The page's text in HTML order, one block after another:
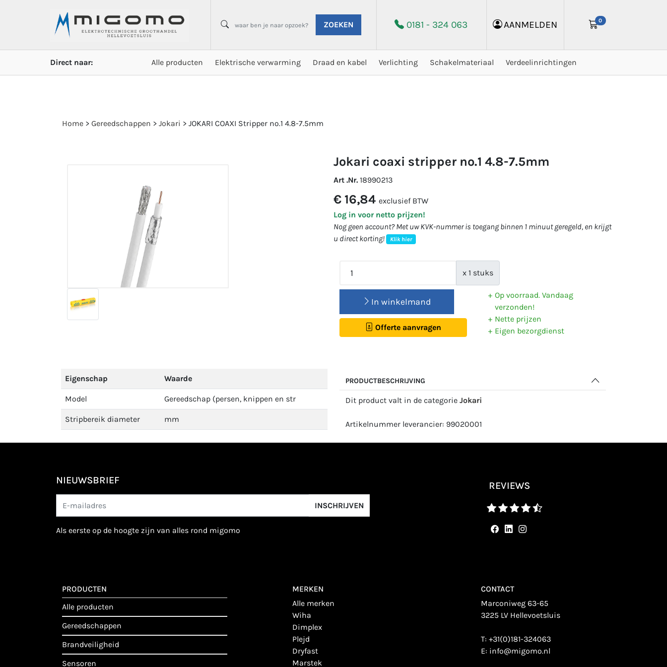
ZOEKEN 0181 - 324 063 AANMELDEN 0
Direct naar: Alle producten Elektrische verwarming Draad en kabel Verlichting Schakelmateriaal Verdeelinrichtingen
Home > Gereedschappen > Jokari > JOKARI COAXI Stripper no.1 4.8-7.5mm
jokari coaxi stripper no.1 4.8-7.5mm
Art .Nr. 18990213
€ 16,84 exclusief BTW
Log in voor netto prijzen!
Nog geen account? Met uw KVK-nummer is toegang binnen 1 minuut geregeld, en krijgt
u direct korting!
Klik hier
x 1 stuks
In winkelmand
Offerte aanvragen
Op voorraad. Vandaag
verzonden!
Nette prijzen
Eigen bezorgdienst
Eigenschap Waarde
Model Gereedschap (persen, knippen en str
Stripbereik diameter mm
PRODUCTBESCHRIJVING
Dit product valt in de categorie Jokari
Artikelnummer leverancier: 99020001
NIEUWSBRIEF
INSCHRIJVEN
als eerste op de hoogte zijn van alles rond migomo
REVIEWS
PRODUCTEN
alle producten
gereedschappen
brandveiligheid
sensoren
MERKEN
alle merken
wiha
dimplex
plejd
dryfast
marstek
CONTACT
Marconiweg 63-65
3225 LV Hellevoetsluis
T:+31(0)181-324063
E: info@migomo.nl